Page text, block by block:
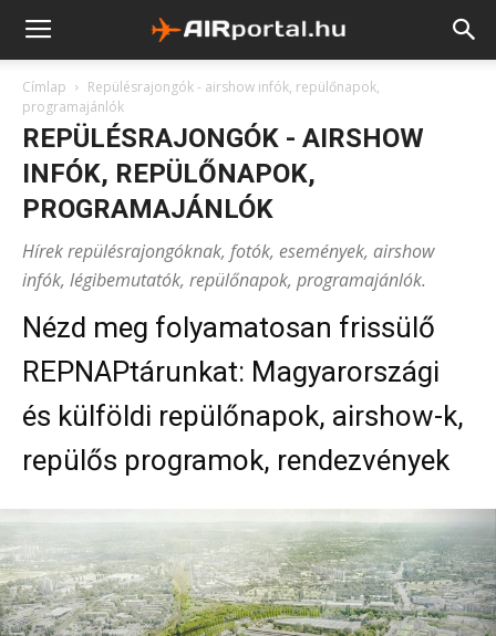
Címlap
Repülésrajongók - airshow infók, repülőnapok,
programajánlók
REPÜLÉSRAJONGÓK - AIRSHOW
INFÓK, REPÜLŐNAPOK,
PROGRAMAJÁNLÓK
Hírek repülésrajongóknak, fotók, események, airshow
infók, légibemutatók, repülőnapok, programajánlók.
Nézd meg folyamatosan frissülő
REPNAPtárunkat: Magyarországi
és külföldi repülőnapok, airshow-k,
repülős programok, rendezvények